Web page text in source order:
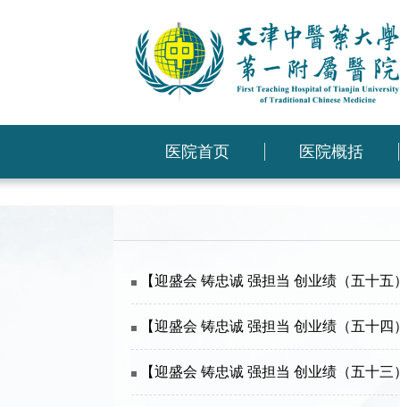
医院首页 医院概括
【迎盛会 铸忠诚 强担当 创业绩（五十
【迎盛会 铸忠诚 强担当 创业绩（五十
【迎盛会 铸忠诚 强担当 创业绩（五十